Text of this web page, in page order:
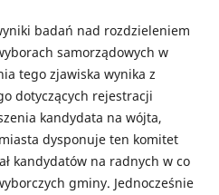
badań nad rozdzieleniem
samorządowych w
tego zjawiska wynika z
dotyczących rejestracji
kandydata na wójta,
dysponuje ten komitet
kandydatów na radnych w co
gminy. Jednocześnie